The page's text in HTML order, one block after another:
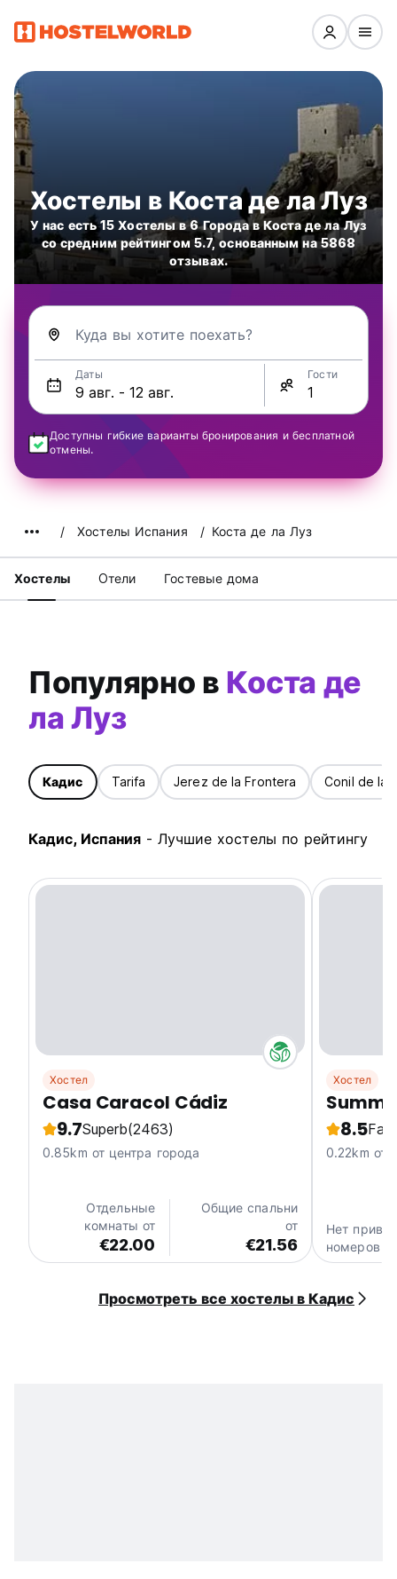
Хостелы в Коста де ла Луз
У нас есть 15 Хостелы в 6 Города в Коста де ла Луз
со средним рейтингом 5.7, основанным на 5868
отзывах.
Куда вы хотите поехать?
Даты Гости
Доступны гибкие варианты бронирования и бесплатной
отмены.
Хостелы Испания Коста де ла Луз
Хостелы Oтели Гостевые дома
Популярно вКоста де
ла Луз
Кадис Tarifa Jerez de la Frontera Conil de la
Кадис, Испания - Лучшие хостелы по рейтингу
Хостел
Casa Caracol Cádiz
9.7Superb(2463)
0.85km от центра города
Отдельные
комнаты от
€22.00
Общие спальни
от
€21.56
Хостел
8.5
0.22km от
Нет
номеров
Просмотреть все хостелы в Кадис